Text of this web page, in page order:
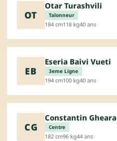
OT
Otar Turashvili
Talonneur
184 cm118 kg40 ans
EB
Eseria Baivi Vueti
3eme Ligne
194 cm100 kg40 ans
CG
Constantin Gheara
Centre
182 cm96 kg44 ans